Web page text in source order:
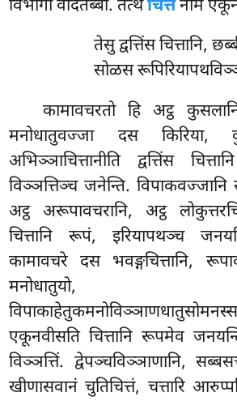
विभागो वेदितब्बो. तत्थचित्तंनाम
तेसु द्वत्तिंस चित्तानि,
सोळस
कामावचरतो हि अट्ठ
मनोधातुवज्जा दस किरिया,
अभिञ्ञाचित्तानीति द्वत्तिंस
विञ्ञत्तिञ्च जनेन्ति.
अट्ठ अरूपावचरानि, अट्ठ
चित्तानि रूपं, इरियापथञ्च
कामावचरे दस भवङ्गचित्तानि,
एकूनवीसति चित्तानि रूपमेव
विञ्ञत्तिं. द्वेपञ्चविञ्ञाणानि,
खीणासवानं चुतिचित्तं, चत्तारि